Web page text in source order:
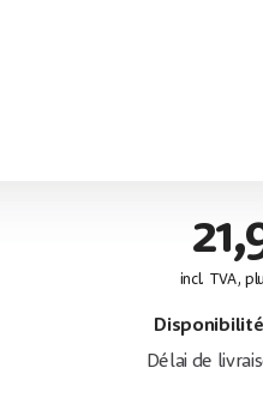
incl. TVA,
Délai de